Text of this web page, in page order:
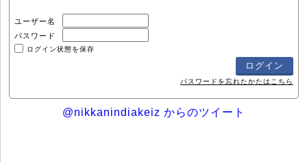
ユーザー名
パスワード
ログイン状態を保存
パスワードを忘れたかたはこちら
@nikkanindiakeiz からのツイート